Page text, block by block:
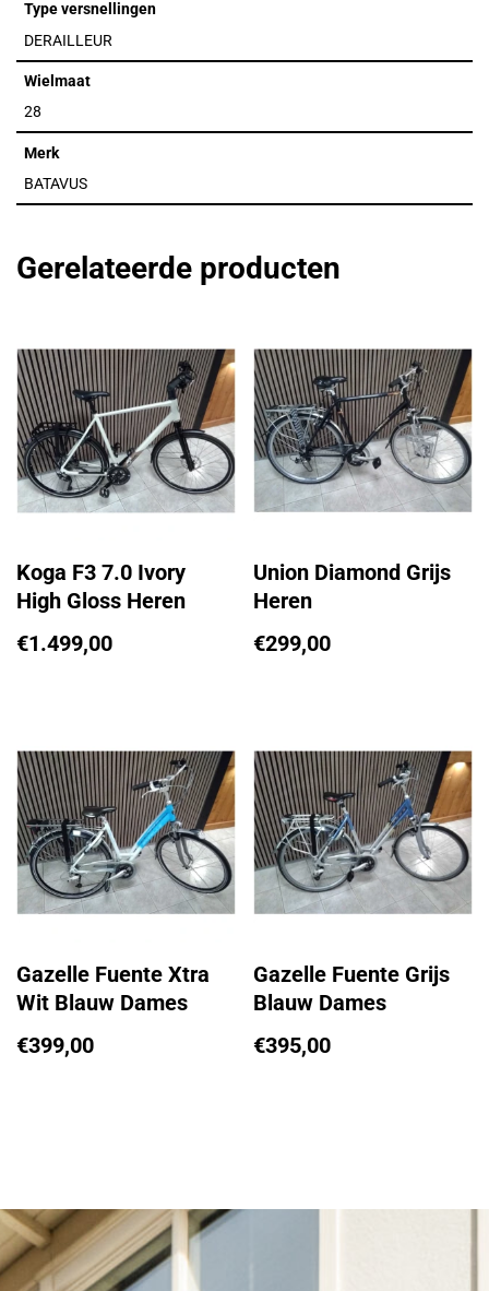
Type versnellingen
DERAILLEUR
Wielmaat
28
Merk
BATAVUS
Gerelateerde producten
Koga F3 7.0 Ivory
High Gloss Heren
€1.499,00
Union Diamond Grijs
Heren
€299,00
Gazelle Fuente Xtra
Wit Blauw Dames
€399,00
Gazelle Fuente Grijs
Blauw Dames
€395,00